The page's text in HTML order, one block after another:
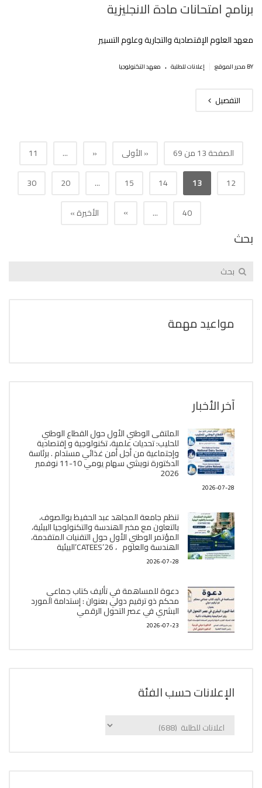
برنامج امتحانات مادة الانجليزية
معهد العلوم الإقتصادية والتجارية وعلوم التسيير
BY محرر الموقع إعلانات للطلبة . معهد التكنولوجيا
التفصيل
الصفحة 13 من 69 « الأولى «
...
11
12
13
14
15
...
20
30
40
...
» الأخيرة »
بحث
مواعيد مهمة
آخر الأخبار
الملتقى الوطني الأول حول القطاع الوطني
للحليب: تحديات علمية، تكنولوجية و إقتصادية
وإجتماعية من أجل أمن غذائي مستدام . برئاسة
الدكتورة نويشي سهام يومي 10-11 نوفمبر
2026
2026-07-28
تنظم جامعة المجاهد عبد الحفيظ بوالصوف،
بالتعاون مع مخبر الھندسة والتكنولوجيا البیئیة،
المؤتمر الوطني الأول حول التقنيات المتقدمة،
الھندسة والعلوم ، CATEES’26’البیئية
2026-07-28
دعوة للمساهمة في تأليف كتاب جماعي
محكم ذو ترقيم دولي بعنوان : إستدامة المورد
البشري في عصر التحول الرقمي
2026-07-23
الإعلانات حسب الفئة
الإعلانات